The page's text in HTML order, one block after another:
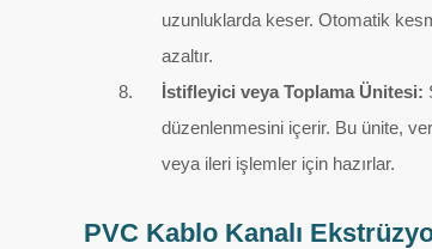
uzunluklarda keser. Otomatik
azaltır.
İstifleyici veya Toplama Ünitesi:
düzenlenmesini içerir. Bu ünite,
veya ileri işlemler için hazırlar.
PVC Kablo Kanalı